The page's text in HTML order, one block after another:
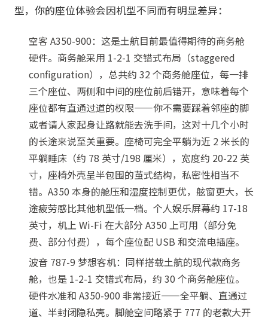
型，你的座位体验会因机型不同而有明显差异：
空客 A350-900：这是土航目前最值得期待的商务舱
硬件。商务舱采用 1-2-1 交错式布局（staggered
configuration），总共约 32 个商务舱座位，每一排
三个座位、两侧和中间的座位前后错开，意味着每个
座位都有直通过道的权限——你不需要踩着邻座的脚
或者请人家起身让路就能去洗手间，这对十几个小时
的长途来说至关重要。座椅可完全平躺为近 2 米长的
平躺睡床（约 78 英寸/198 厘米），宽度约 20-22 英
寸，座椅外壳呈半包围的茧式结构，私密性相当不
错。A350 本身的舱压和湿度控制更优，舷窗更大，长
途疲劳感比其他机型低一档。个人娱乐屏幕约 17-18
英寸，机上 Wi-Fi 在大部分 A350 上可用（部分免
费、部分付费），每个座位配 USB 和交流电插座。
波音 787-9 梦想客机：同样搭载土航的现代款商务
舱，也是 1-2-1 交错式布局，约 30 个商务舱座位。
硬件水准和 A350-900 非常接近——全平躺、直通过
道、半封闭隐私壳。脚舱空间略紧于 777 的老款大开